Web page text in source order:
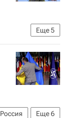
Еще5
Еще6
Россия